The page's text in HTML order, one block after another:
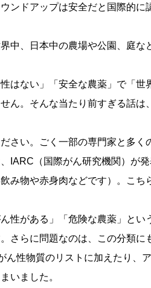
ンドアップは安全だと国際的に
中、日本中の農場や公園、庭な
はない」「安全な農薬」で「
ん。そんな当たり前すぎる話は
さい。ごく一部の専門家と多く
IARC（国際がん研究機関）が
み物や赤身肉などです）。こち
性がある」「危険な農薬」と
さらに問題なのは、この分類
ん性物質のリストに加えたり、
いました。